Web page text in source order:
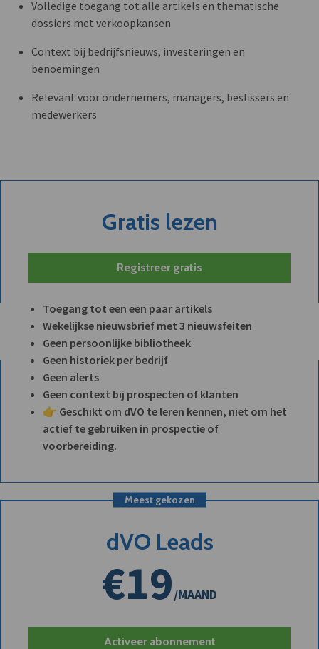
Volledige toegang tot alle artikels en thematische
dossiers met verkoopkansen
Context bij bedrijfsnieuws, investeringen en
benoemingen
Relevant voor ondernemers, managers, beslissers en
medewerkers
Gratis lezen
Registreer gratis
Toegang tot een een paar artikels
Wekelijkse nieuwsbrief met 3 nieuwsfeiten
Geen persoonlijke bibliotheek
Geen historiek per bedrijf
Geen alerts
Geen context bij prospecten of klanten
👉 Geschikt om dVO te leren kennen, niet om het
actief te gebruiken in prospectie of
voorbereiding.
Meest gekozen
dVO Leads
€19/MAAND
Activeer abonnement